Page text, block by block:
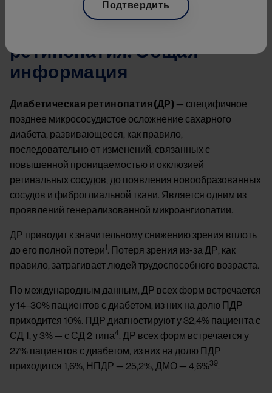
ретинопатия. Общая
информация
Диабетическая ретинопатия (ДР) — специфичное
позднее микрососудистое осложнение сахарного
диабета, развивающееся, как правило,
последовательно от изменений, связанных с
повышенной проницаемостью и окклюзией
ретинальных сосудов, до появления новообразованных
сосудов и фиброглиальной ткани. Является одним из
проявлений генерализованной микроангиопатии.
ДР приводит к значительному снижению зрения вплоть
до его полной потери1 . Потеря зрения из-за ДР, как
правило, затрагивает людей трудоспособного возраста.
По международным данным, ДР всех форм встречается
у 14–30% пациентов с диабетом, из них на долю ПДР
приходится 10%. ПДР диагностируют у 32,4% пациента с
СД 1, у 3% — с СД 2 типа4. ДР всех форм встречается у
27% пациентов с диабетом, из них на долю ПДР
приходится 1,6%, НПДР — 25,2%, ДМО — 4,6%39.
Подтвердить